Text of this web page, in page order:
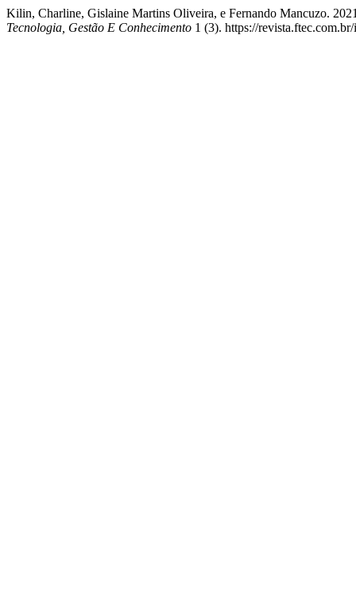
Kilin, Charline, Gislaine Martins Oliveira, e Fernando Mancuzo.
Tecnologia, Gestão E Conhecimento 1 (3). https://